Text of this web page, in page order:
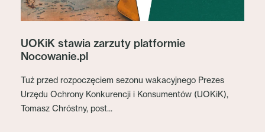
UOKiK stawia zarzuty platformie
Nocowanie.pl
Tuż przed rozpoczęciem sezonu wakacyjnego Prezes
Urzędu Ochrony Konkurencji i Konsumentów (UOKiK),
Tomasz Chróstny, post...